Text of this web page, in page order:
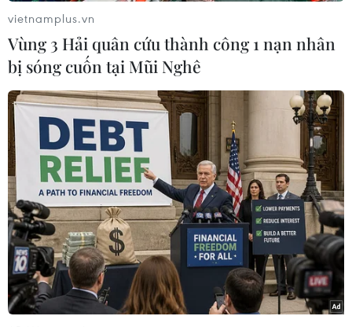
Tuyên bố được đưa ra một ngày sau kết quả
đáng buồn của đảng Công nhân Xã hội Tây Ban
Nha (PSOE) trong các cuộc bầu cử địa phương.
Phát biểu trên truyền hình, Thủ tướng Sanchez
cho biết ông đã thông báo tới Vua Felipe VI về
quyết định giải tán quốc hội và kêu gọi tổ chức
tổng tuyển cử sớm vào ngày 23/7.
Ông nhấn mạnh rằng trong vai trò người đứng
đầu Chính phủ và Chủ tịch đảng PSOE, cũng như
dựa trên kết quả cuộc bầu cử địa phương, ông
cho rằng cần đáp ứng nguyện vọng của người
dân.
Như vậy, cuộc tổng tuyển cử sẽ diễn ra sau khi
vietnamplus.vn
Vùng 3 Hải quân cứu thành công 1 nạn nhân
bị sóng cuốn tại Mũi Nghê